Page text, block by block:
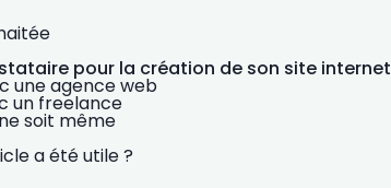
pour la création de son site internet
une agence web
un freelance
soit même
a été utile ?